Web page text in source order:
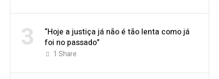
3
“Hoje a justiça já não é tão lenta como já
foi no passado”
1 Share